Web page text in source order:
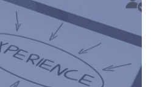
peluang eksklusif ini. Berikut […]